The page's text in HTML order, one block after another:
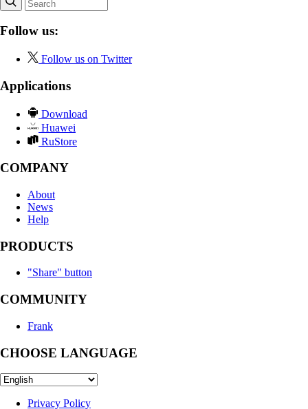
Follow us:
Follow us on Twitter
Applications
Download
Huawei
RuStore
COMPANY
About
News
Help
PRODUCTS
"Share" button
COMMUNITY
Frank
CHOOSE LANGUAGE
Privacy Policy